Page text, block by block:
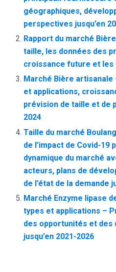
géographiques,
perspectives jusqu’en
Rapport du marché
taille, les données des
croissance future et les
Marché Bière
et applications,
prévision de taille et de
2024
Taille du marché
de l’impact de Covid-
dynamique du marché
acteurs, plans de
de l’état de la demande
Marché Enzyme lipase
types et applications –
des opportunités et des
jusqu’en 2021-2026